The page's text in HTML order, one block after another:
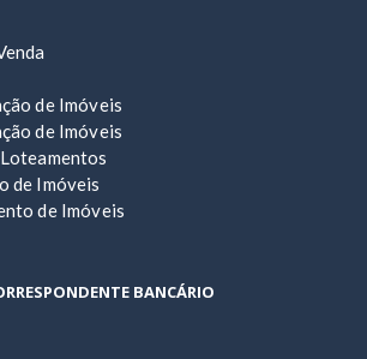
de Imóveis
de Imóveis
de Imóveis
de Imóveis
BANCÁRIO